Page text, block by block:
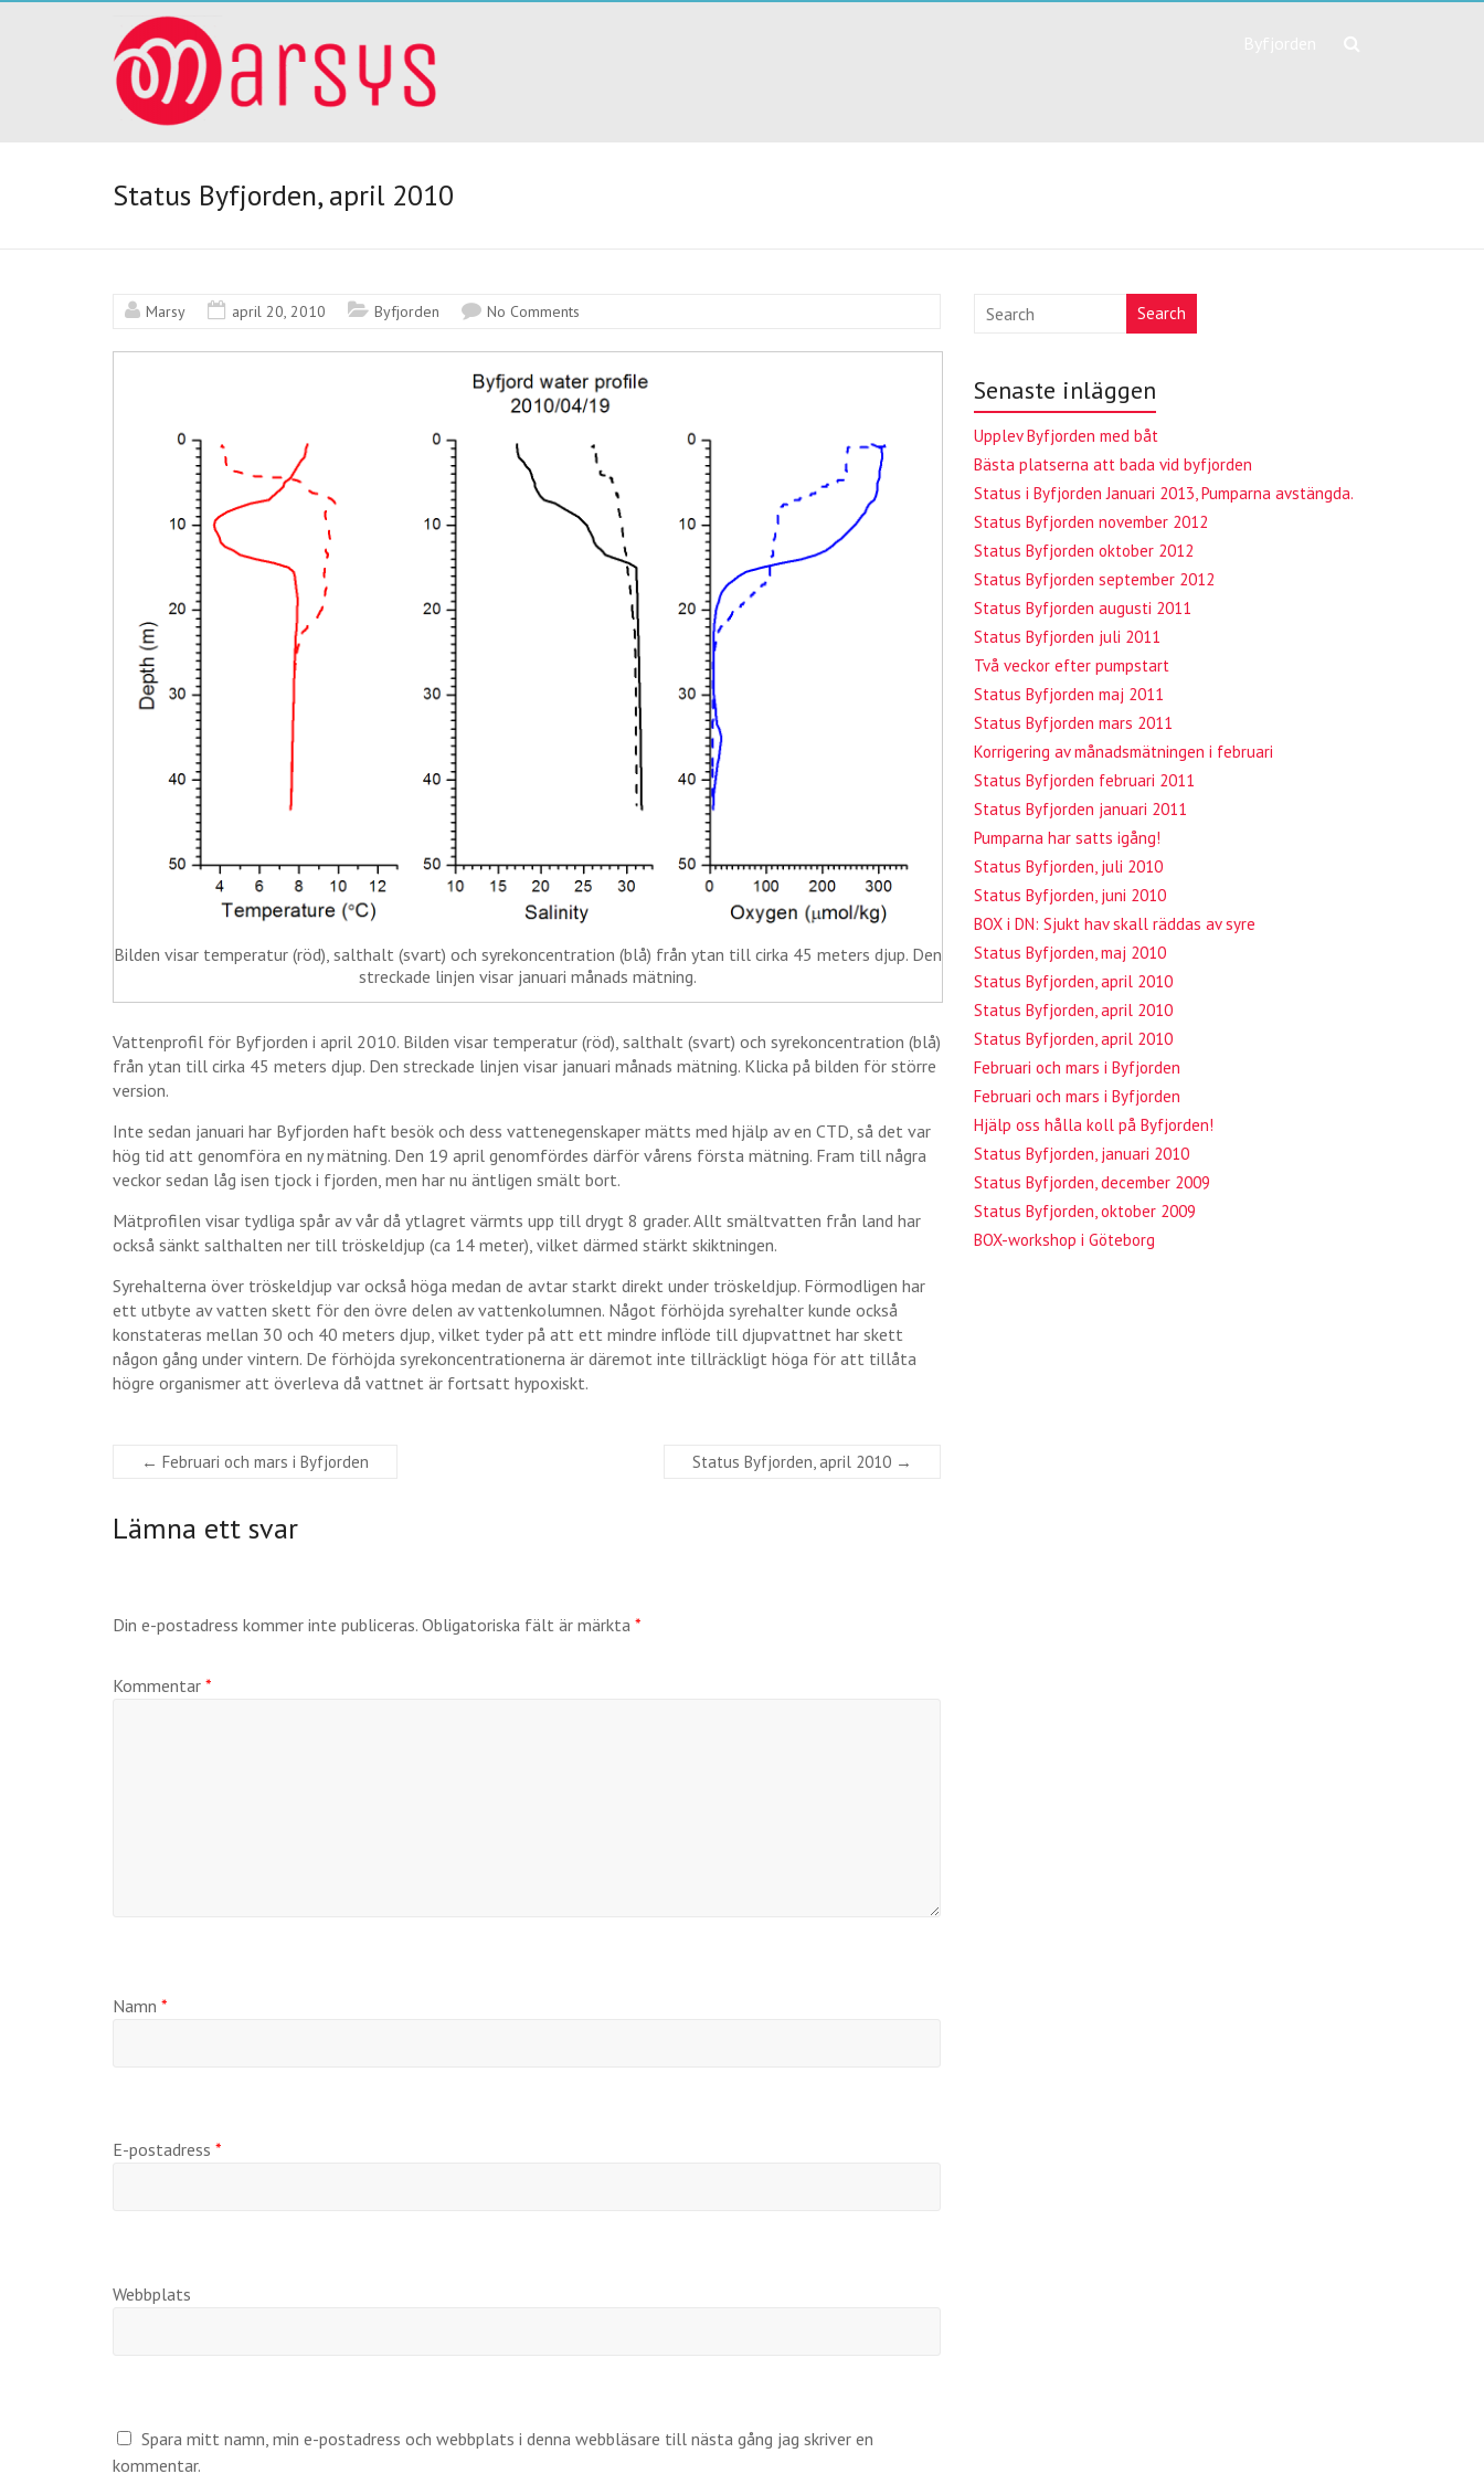
I
Byfjorden
har
vi
ett
mätinstrument
Status Byfjorden, april 2010
Marsy april 20, 2010 Byfjorden No Comments
Bilden visar temperatur (röd), salthalt (svart) och syrekoncentration (blå) från ytan till cirka 45 meters djup. Den
streckade linjen visar januari månads mätning.
Vattenprofil för Byfjorden i april 2010. Bilden visar temperatur (röd), salthalt (svart) och syrekoncentration (blå)
från ytan till cirka 45 meters djup. Den streckade linjen visar januari månads mätning. Klicka på bilden för större
version.
Inte sedan januari har Byfjorden haft besök och dess vattenegenskaper mätts med hjälp av en CTD, så det var
hög tid att genomföra en ny mätning. Den 19 april genomfördes därför vårens första mätning. Fram till några
veckor sedan låg isen tjock i fjorden, men har nu äntligen smält bort.
Mätprofilen visar tydliga spår av vår då ytlagret värmts upp till drygt 8 grader. Allt smältvatten från land har
också sänkt salthalten ner till tröskeldjup (ca 14 meter), vilket därmed stärkt skiktningen.
Syrehalterna över tröskeldjup var också höga medan de avtar starkt direkt under tröskeldjup. Förmodligen har
ett utbyte av vatten skett för den övre delen av vattenkolumnen. Något förhöjda syrehalter kunde också
konstateras mellan 30 och 40 meters djup, vilket tyder på att ett mindre inflöde till djupvattnet har skett
någon gång under vintern. De förhöjda syrekoncentrationerna är däremot inte tillräckligt höga för att tillåta
högre organismer att överleva då vattnet är fortsatt hypoxiskt.
← Februari och mars i Byfjorden Status Byfjorden, april 2010 →
Lämna ett svar
Din e-postadress kommer inte publiceras. Obligatoriska fält är märkta *
Kommentar *
Namn *
E-postadress *
Webbplats
Spara mitt namn, min e-postadress och webbplats i denna webbläsare till nästa gång jag skriver en
kommentar.
Search
Senaste inläggen
Upplev Byfjorden med båt
Bästa platserna att bada vid byfjorden
Status i Byfjorden Januari 2013, Pumparna avstängda.
Status Byfjorden november 2012
Status Byfjorden oktober 2012
Status Byfjorden september 2012
Status Byfjorden augusti 2011
Status Byfjorden juli 2011
Två veckor efter pumpstart
Status Byfjorden maj 2011
Status Byfjorden mars 2011
Korrigering av månadsmätningen i februari
Status Byfjorden februari 2011
Status Byfjorden januari 2011
Pumparna har satts igång!
Status Byfjorden, juli 2010
Status Byfjorden, juni 2010
BOX i DN: Sjukt hav skall räddas av syre
Status Byfjorden, maj 2010
Status Byfjorden, april 2010
Status Byfjorden, april 2010
Status Byfjorden, april 2010
Februari och mars i Byfjorden
Februari och mars i Byfjorden
Hjälp oss hålla koll på Byfjorden!
Status Byfjorden, januari 2010
Status Byfjorden, december 2009
Status Byfjorden, oktober 2009
BOX-workshop i Göteborg